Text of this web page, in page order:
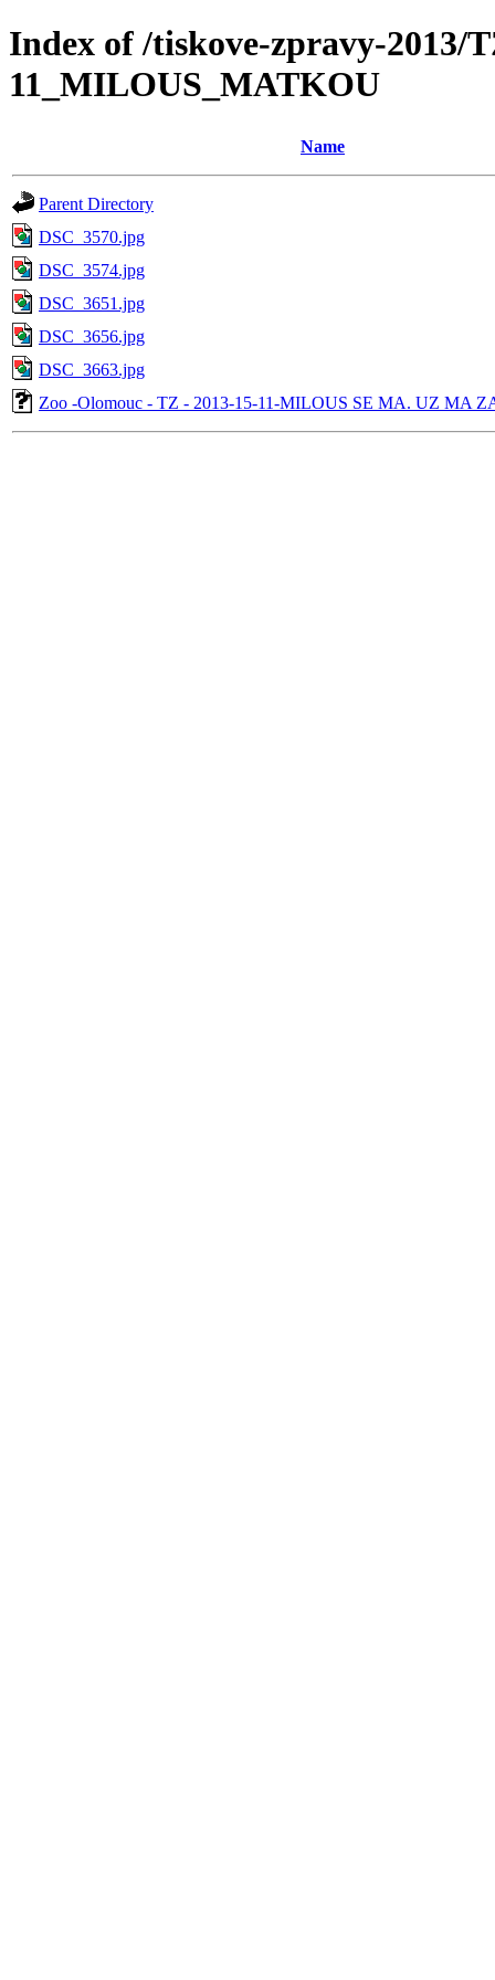
Index of /tiskove-zpravy-2013/
11_MILOUS_MATKOU
Name
Parent Directory
DSC_3570.jpg
DSC_3574.jpg
DSC_3651.jpg
DSC_3656.jpg
DSC_3663.jpg
Zoo -Olomouc - TZ - 2013-15-11-MILOUS SE MA. UZ MA